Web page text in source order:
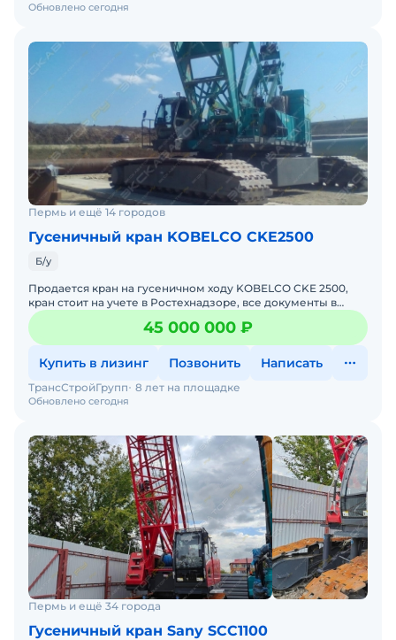
Обновлено сегодня
Пермь и ещё 14 городов
Гусеничный кран KOBELCO CKE2500
Б/у
Продается кран на гусеничном ходу KOBELСO CKE 2500,
кран стоит на учете в Ростехнадзоре, все документы в
порядке, кран находится в хорошем техническом
состоянии
45 000 000 ₽
Купить в лизинг Позвонить Написать
Обновлено сегодня
ТрансСтройГрупп 8 лет на площадке
Пермь и ещё 34 города
Гусеничный кран Sany SCC1100